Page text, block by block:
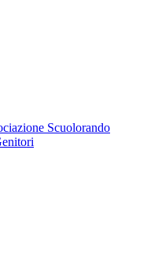
Scuolorando